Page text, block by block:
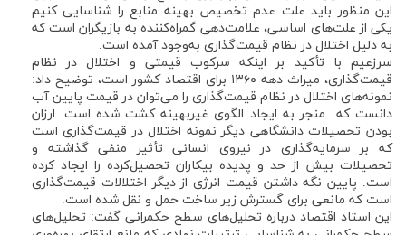
این منظور باید علت عدم تخصیص بهینه منابع را شناسایی کنیم
یکی از علت‌های اساسی، علامت‌دهی گمراه‌کننده به بازیگران است که
به دلیل اختلال در نظام قیمت‌گذاری به‌وجود آمده است.
سرزعیم با تأکید بر اینکه سرکوب قیمتی و اختلال در نظام
قیمت‌گذاری، میراث دهه ۱۳۶۰ برای اقتصاد کشور است، توضیح داد:
نمونه‌های اختلال در نظام قیمت‌گذاری را می‌توان در قیمت پایین آب
دانست که منجر به ایجاد الگوی غیربهینه کشت شده است. ارزان
بودن تحصیلات دانشگاهی دیگر نمونه اختلال در قیمت‌‎گذاری است
که بر سرمایه‌گذاری در نیروی انسانی تأثیر منفی گذاشته و
تحصیلات بیش از حد و پدیده بیکاران تحصیل‌کرده را ایجاد کرده
است. پایین نگه داشتن قیمت انرژی از دیگر اختلالات قیمت‌گذاری
است که مانعی برای گسترش زیر ساخت حمل و نقل شده است.
این استاد اقتصاد درباره تحلیل‌های سطح حکمرانی گفت: تحلیل‌های